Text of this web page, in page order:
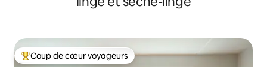
Coups de cœur voyageurs les plus appréciés
Coup de cœur voyageurs